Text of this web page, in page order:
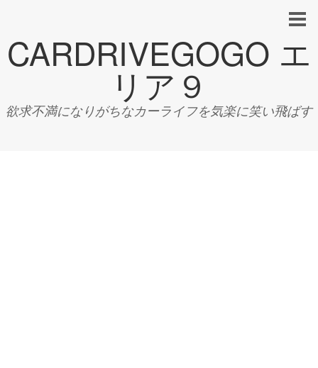
CARDRIVEGOGO エ
リア９
欲求不満になりがちなカーライフを気楽に笑い飛ばす